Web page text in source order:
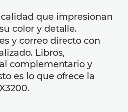
que impresionan
color y detalle.
y correo directo con
Libros,
complementario y
es lo que ofrece la